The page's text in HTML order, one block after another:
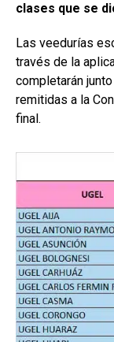
clases que se
Las veedurías
través de la
completarán
remitidas a la
final.